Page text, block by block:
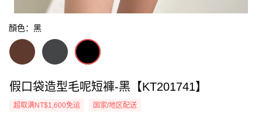
顏色：黑
假口袋造型毛呢短褲-黑【KT201741】
超取满NT$1,600免运 国家/地区配送